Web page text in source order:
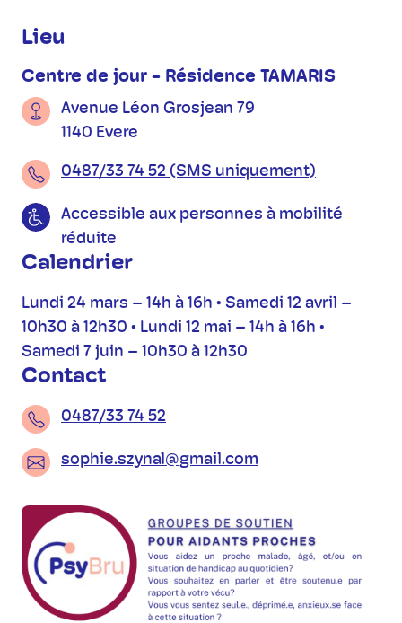
Informations pratiques
Lieu
Centre de jour - Résidence TAMARIS
Avenue Léon Grosjean 79
1140 Evere
0487/33 74 52 (SMS uniquement)
Accessible aux personnes à mobilité
réduite
Calendrier
Lundi 24 mars – 14h à 16h • Samedi 12 avril –
10h30 à 12h30 • Lundi 12 mai – 14h à 16h •
Samedi 7 juin – 10h30 à 12h30
Contact
0487/33 74 52
sophie.szynal@gmail.com